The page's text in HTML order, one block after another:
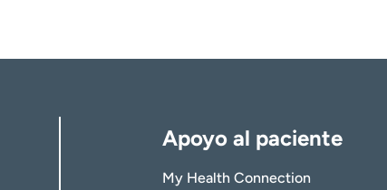
Apoyo al paciente
My Health Connection